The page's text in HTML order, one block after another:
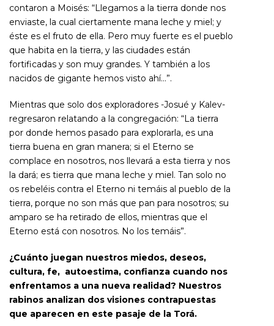
contaron a Moisés: “Llegamos a la tierra donde nos
enviaste, la cual ciertamente mana leche y miel; y
éste es el fruto de ella. Pero muy fuerte es el pueblo
que habita en la tierra, y las ciudades están
fortificadas y son muy grandes. Y también a los
nacidos de gigante hemos visto ahí…”.
Mientras que solo dos exploradores -Josué y Kalev-
regresaron relatando a la congregación: “La tierra
por donde hemos pasado para explorarla, es una
tierra buena en gran manera; si el Eterno se
complace en nosotros, nos llevará a esta tierra y nos
la dará; es tierra que mana leche y miel. Tan solo no
os rebeléis contra el Eterno ni temáis al pueblo de la
tierra, porque no son más que pan para nosotros; su
amparo se ha retirado de ellos, mientras que el
Eterno está con nosotros. No los temáis”.
¿Cuánto juegan nuestros miedos, deseos,
cultura, fe, autoestima, confianza cuando nos
enfrentamos a una nueva realidad? Nuestros
rabinos analizan dos visiones contrapuestas
que aparecen en este pasaje de la Torá.